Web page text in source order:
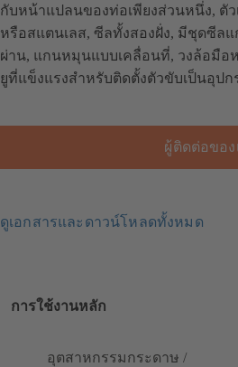
กับหน้าแปลนของท่อเพียงส่วนหนึ่ง, ตั
หรือสแตนเลส, ซีลทั้งสองฝั่ง, มีชุดซีล
ผ่าน, แกนหมุนแบบเคลื่อนที่, วงล้อมื
ยูที่แข็งแรงสำหรับติดตั้งตัวขับเป็นอุป
ผู้ติดต่อของ
ดูเอกสารและดาวน์โหลดทั้งหมด
การใช้งานหลัก
อุตสาหกรรมกระดาษ /